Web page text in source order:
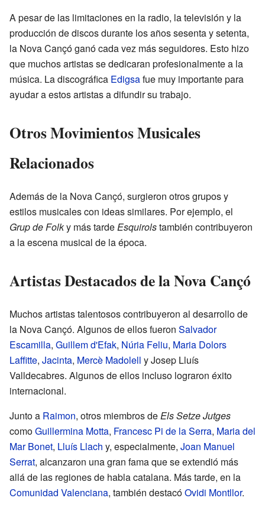
A pesar de las limitaciones en la radio, la televisión y la
producción de discos durante los años sesenta y setenta,
la Nova Cançó ganó cada vez más seguidores. Esto hizo
que muchos artistas se dedicaran profesionalmente a la
música. La discográfica Edigsafue muy importante para
ayudar a estos artistas a difundir su trabajo.
Otros Movimientos Musicales
Relacionados
Además de la Nova Cançó, surgieron otros grupos y
estilos musicales con ideas similares. Por ejemplo, el
Grup de Folky más tardeEsquirolstambién contribuyeron
a la escena musical de la época.
Artistas Destacados de la Nova Cançó
Muchos artistas talentosos contribuyeron al desarrollo de
la Nova Cançó. Algunos de ellos fueron Salvador
Escamilla, Guillem d'Efak, Núria Feliu, Maria Dolors
Laffitte, Jacinta, Mercè Madolell y Josep Lluís
Valldecabres. Algunos de ellos incluso lograron éxito
internacional.
Junto a Raimon, otros miembros deEls Setze Jutges
comoGuillermina Motta, Francesc Pi de la Serra, Maria del
Mar Bonet, Lluís Llach y, especialmente, Joan Manuel
Serrat, alcanzaron una gran fama que se extendió más
allá de las regiones de habla catalana. Más tarde, en la
Comunidad Valenciana, también destacóOvidi Montllor.